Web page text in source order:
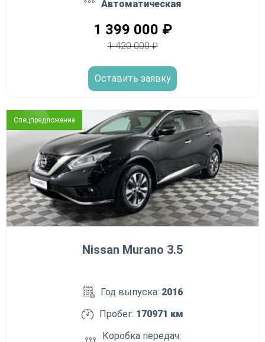
Автоматическая
1 399 000 ₽
1 420 000₽
Оставить заявку
Спецпредложение
Nissan Murano 3.5
Год выпуска: 2016
Пробег: 170971 км
Коробка передач: